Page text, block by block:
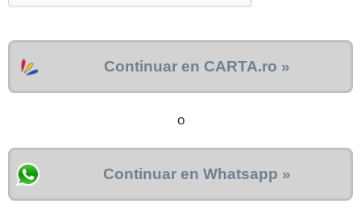
Continuar en CARTA.ro »
o
Continuar en Whatsapp »